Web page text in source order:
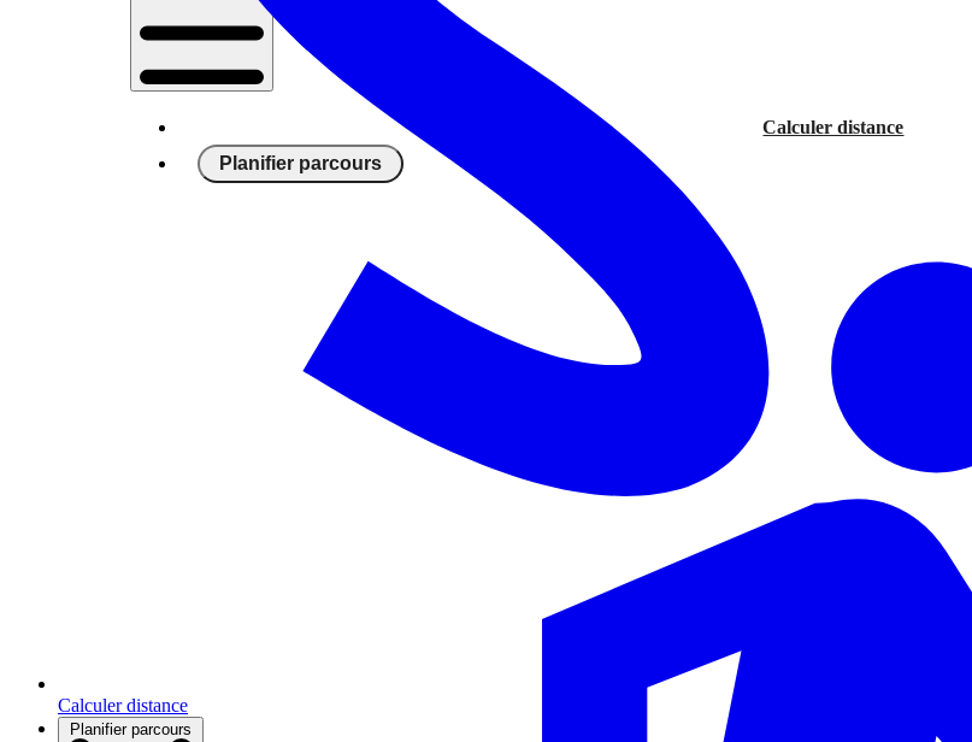
Calculer distance
Planifier parcours
Calculer distance
Planifier parcours